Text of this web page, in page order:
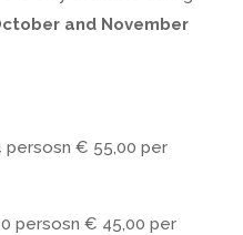
and November
persosn € 55,00 per
persosn € 45,00 per